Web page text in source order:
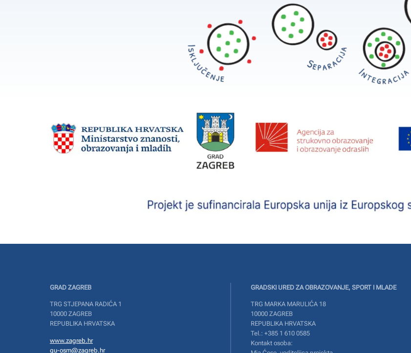
GRAD ZAGREB
TRG STJEPANA RADIĆA 1
10000 ZAGREB
REPUBLIKA HRVATSKA
www.zagreb.hr
gu-osm@zagreb.hr
GRADSKI URED ZA OBRAZOVANJE, SPORT I MLADE
TRG MARKA MARULIĆA 18
10000 ZAGREB
REPUBLIKA HRVATSKA
Tel.: +385 1 610 0585
Kontakt osoba: